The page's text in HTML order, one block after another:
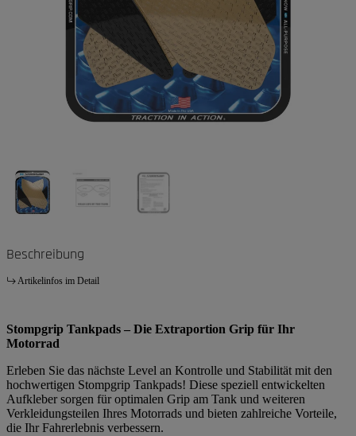
Beschreibung
Artikelinfos im Detail
Stompgrip Tankpads – Die Extraportion Grip für Ihr
Motorrad
Erleben Sie das nächste Level an Kontrolle und Stabilität mit den
hochwertigen Stompgrip Tankpads! Diese speziell entwickelten
Aufkleber sorgen für optimalen Grip am Tank und weiteren
Verkleidungsteilen Ihres Motorrads und bieten zahlreiche Vorteile,
die Ihr Fahrerlebnis verbessern.